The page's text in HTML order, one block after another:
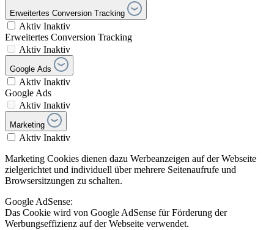
Erweitertes Conversion Tracking
Aktiv Inaktiv
Erweitertes Conversion Tracking
Aktiv Inaktiv
Google Ads
Aktiv Inaktiv
Google Ads
Aktiv Inaktiv
Marketing
Aktiv Inaktiv
Marketing Cookies dienen dazu Werbeanzeigen auf der Webseite
zielgerichtet und individuell über mehrere Seitenaufrufe und
Browsersitzungen zu schalten.
Google AdSense:
Das Cookie wird von Google AdSense für Förderung der
Werbungseffizienz auf der Webseite verwendet.